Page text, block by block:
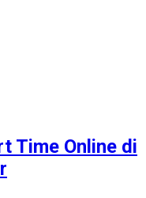
Time Online di